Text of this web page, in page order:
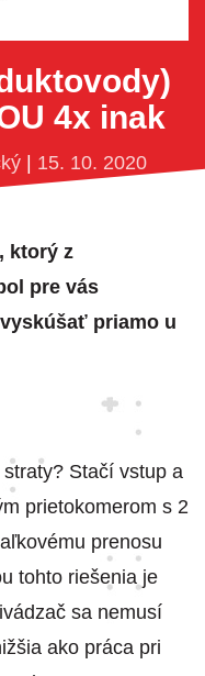
4x inak
15. 10. 2020
ktorý z
pre vás
priamo u
Stačí vstup a
prietokomerom s 2
prenosu
tohto riešenia je
sa nemusí
ako práca pri